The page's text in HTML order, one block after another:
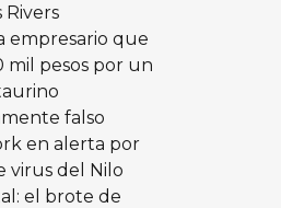
Rivers
empresario que
mil pesos por un
falso
en alerta por
virus del Nilo
el brote de